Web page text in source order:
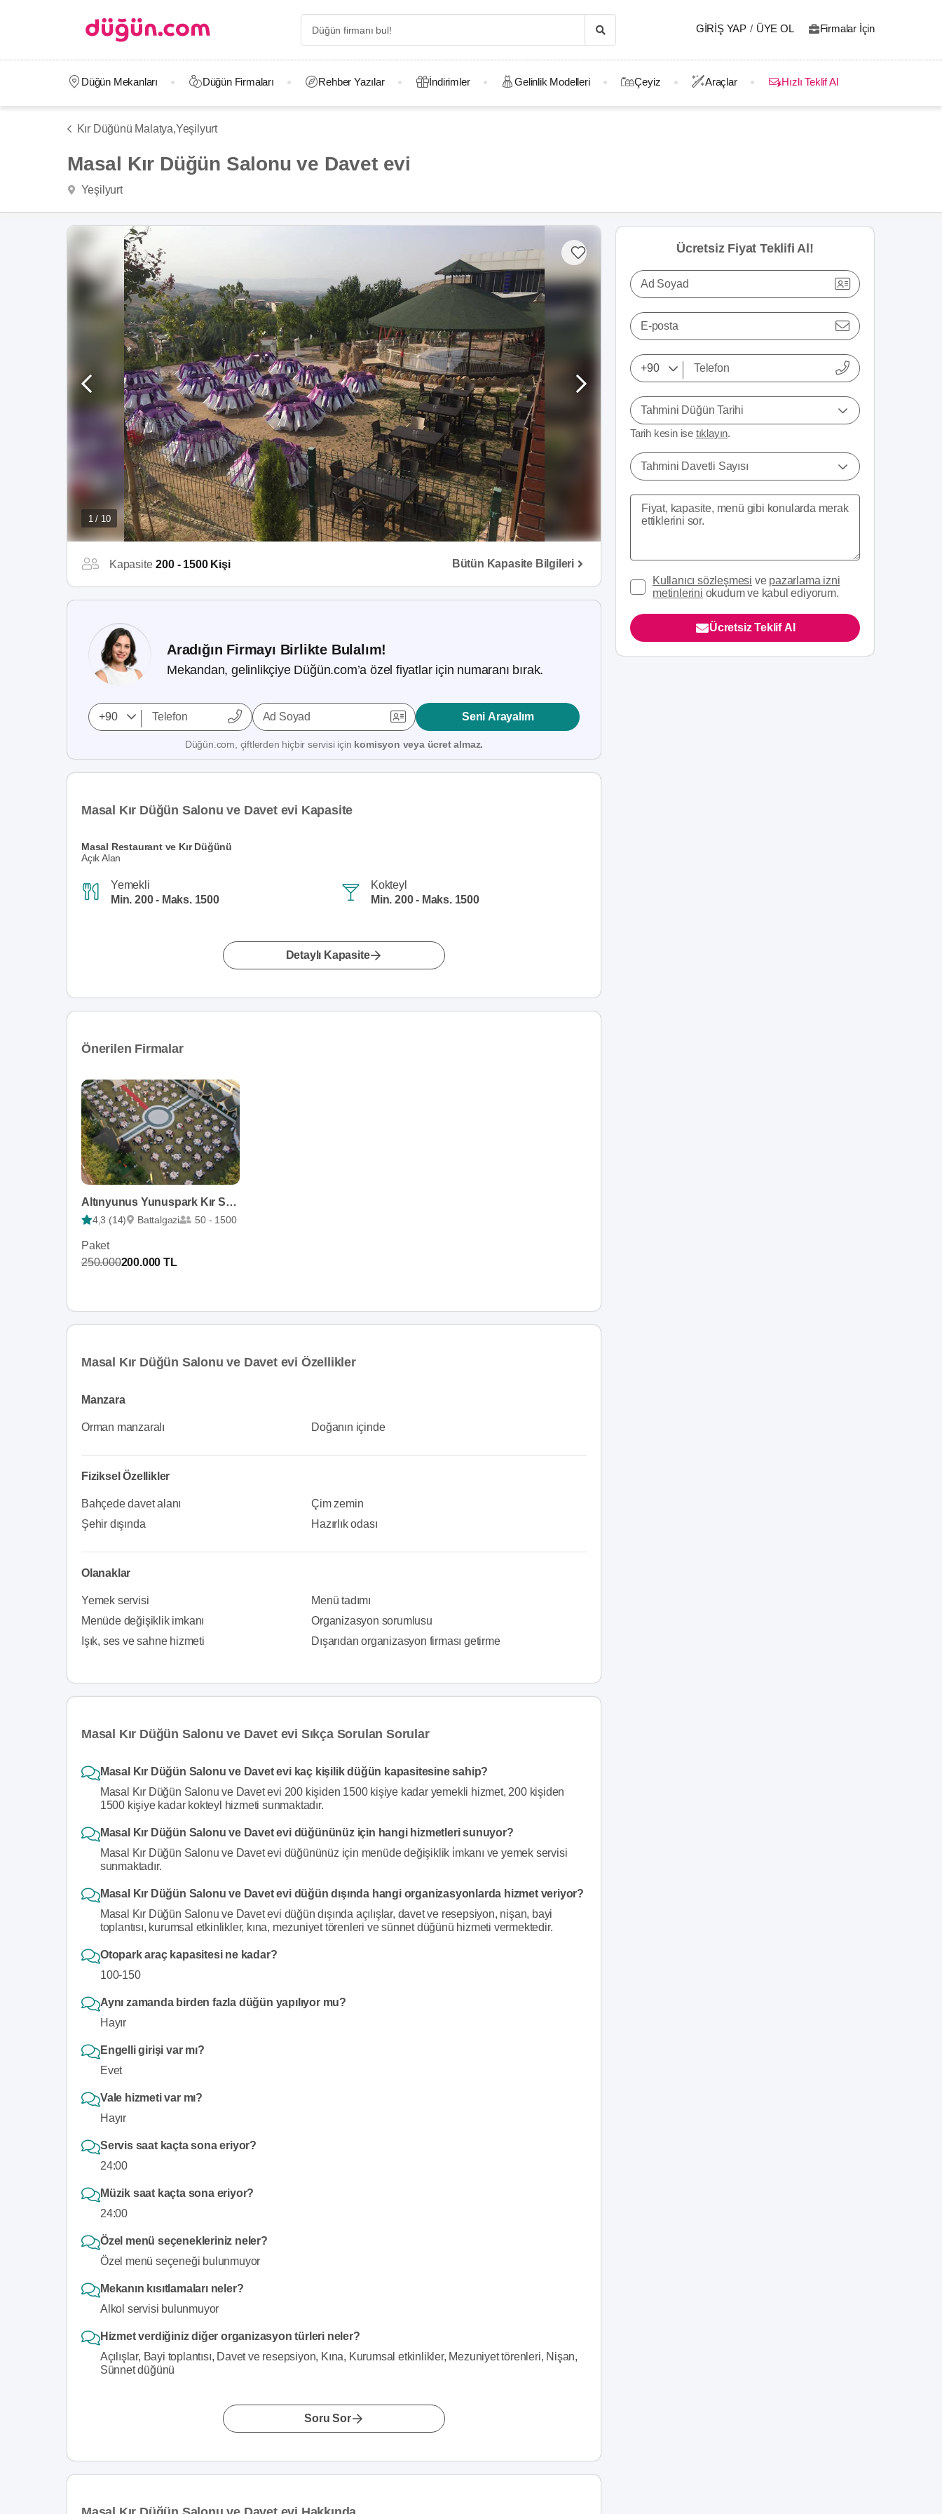
GIRIŞ YAP / ÜYE OL Firmalar İçin
Düğün Mekanları Düğün Firmaları Rehber Yazılar İndirimler Gelinlik Modelleri Çeyiz Araçlar Hızlı Teklif Al
Kır Düğünü Malatya,Yeşilyurt
Masal Kır Düğün Salonu ve Davet evi
Yeşilyurt
1 / 10
Kapasite 200 - 1500 Kişi Bütün Kapasite Bilgileri
Aradığın Firmayı Birlikte Bulalım!
Mekandan, gelinlikçiye Düğün.com’a özel fiyatlar için numaranı bırak.
Ad Soyad Seni Arayalım
Düğün.com, çiftlerden hiçbir servisi için komisyon veya ücret almaz.
Masal Kır Düğün Salonu ve Davet evi Kapasite
Masal Restaurant ve Kır Düğünü
Açık Alan
Yemekli
Min. 200 - Maks. 1500
Kokteyl
Min. 200 - Maks. 1500
Detaylı Kapasite
Önerilen Firmalar
Altınyunus Yunuspark Kır Salonu
4,3 (14) Battalgazi 50 - 1500
Paket
250.000200.000 TL
Masal Kır Düğün Salonu ve Davet evi Özellikler
Manzara
Orman manzaralı Doğanın içinde
Fiziksel Özellikler
Bahçede davet alanı
Çim zemin
Şehir dışında
Hazırlık odası
Olanaklar
Yemek servisi
Menü tadımı
Menüde değişiklik imkanı
Organizasyon sorumlusu
Işık, ses ve sahne hizmeti
Dışarıdan organizasyon firması getirme
Masal Kır Düğün Salonu ve Davet evi Sıkça Sorulan Sorular
Masal Kır Düğün Salonu ve Davet evi kaç kişilik düğün kapasitesine sahip?
Masal Kır Düğün Salonu ve Davet evi 200 kişiden 1500 kişiye kadar yemekli hizmet, 200 kişiden
1500 kişiye kadar kokteyl hizmeti sunmaktadır.
Masal Kır Düğün Salonu ve Davet evi düğününüz için hangi hizmetleri sunuyor?
Masal Kır Düğün Salonu ve Davet evi düğününüz için menüde değişiklik i̇mkanı ve yemek servisi
sunmaktadır.
Masal Kır Düğün Salonu ve Davet evi düğün dışında hangi organizasyonlarda hizmet veriyor?
Masal Kır Düğün Salonu ve Davet evi düğün dışında açılışlar, davet ve resepsiyon, nişan, bayi
toplantısı, kurumsal etkinlikler, kına, mezuniyet törenleri ve sünnet düğünü hizmeti vermektedir.
Otopark araç kapasitesi ne kadar?
100-150
Aynı zamanda birden fazla düğün yapılıyor mu?
Hayır
Engelli girişi var mı?
Evet
Vale hizmeti var mı?
Hayır
Servis saat kaçta sona eriyor?
24:00
Müzik saat kaçta sona eriyor?
24:00
Özel menü seçenekleriniz neler?
Özel menü seçeneği bulunmuyor
Mekanın kısıtlamaları neler?
Alkol servisi bulunmuyor
Hizmet verdiğiniz diğer organizasyon türleri neler?
Açılışlar, Bayi toplantısı, Davet ve resepsiyon, Kına, Kurumsal etkinlikler, Mezuniyet törenleri, Nişan,
Sünnet düğünü
Soru Sor
Ücretsiz Fiyat Teklifi Al!
Ad Soyad
E-posta
Tahmini Düğün Tarihi
Tarih kesin ise tıklayın.
Tahmini Davetli Sayısı
Kullanıcı sözleşmesi ve pazarlama izni
metinlerini okudum ve kabul ediyorum.
Ücretsiz Teklif Al